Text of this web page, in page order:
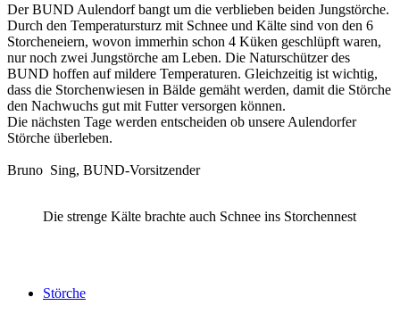
die
Jungstörche
überleben?
Der BUND Aulendorf bangt um die verblieben beiden Jungstörche.
Durch den Temperatursturz mit Schnee und Kälte sind von den 6
Storcheneiern, wovon immerhin schon 4 Küken geschlüpft waren,
nur noch zwei Jungstörche am Leben. Die Naturschützer des
BUND hoffen auf mildere Temperaturen. Gleichzeitig ist wichtig,
dass die Storchenwiesen in Bälde gemäht werden, damit die Störche
den Nachwuchs gut mit Futter versorgen können.
Die nächsten Tage werden entscheiden ob unsere Aulendorfer
Störche überleben.
Bruno Sing, BUND-Vorsitzender
Die strenge Kälte brachte auch Schnee ins Storchennest
Störche